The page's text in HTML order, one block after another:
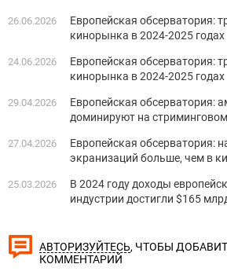
26.06.2026
Европейская обсерватория:
кинорынка в 2024-2025 годах
24.06.2026
Европейская обсерватория:
кинорынка в 2024-2025 годах
29.04.2026
Европейская обсерватория:
доминируют на
27.04.2026
Европейская обсерватория:
экранизаций больше, чем в
25.03.2026
В 2024 году доходы
индустрии достигли $165
АВТОРИЗУЙТЕСЬ, ЧТОБЫ
КОММЕНТАРИЙ